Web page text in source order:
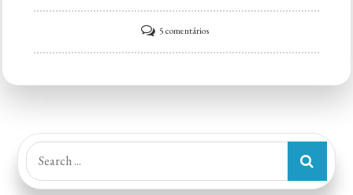
5 comentáriosem
Costelão
Search
for: